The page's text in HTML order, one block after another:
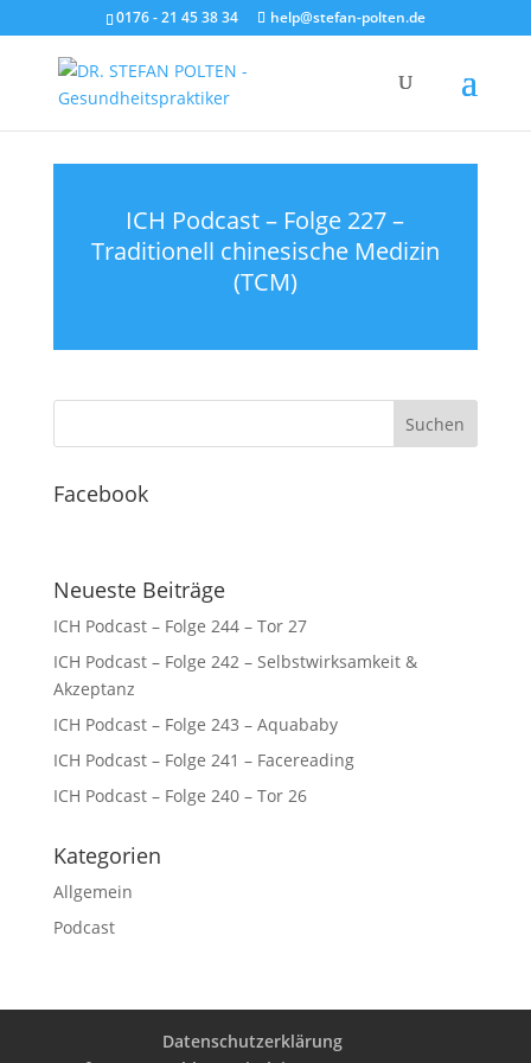
0176 - 21 45 38 34 help@stefan-polten.de
ICH Podcast – Folge 227 –
Traditionell chinesische Medizin
(TCM)
Facebook
Neueste Beiträge
ICH Podcast – Folge 244 – Tor 27
ICH Podcast – Folge 242 – Selbstwirksamkeit &
Akzeptanz
ICH Podcast – Folge 243 – Aquababy
ICH Podcast – Folge 241 – Facereading
ICH Podcast – Folge 240 – Tor 26
Kategorien
Allgemein
Podcast
Datenschutzerklärung